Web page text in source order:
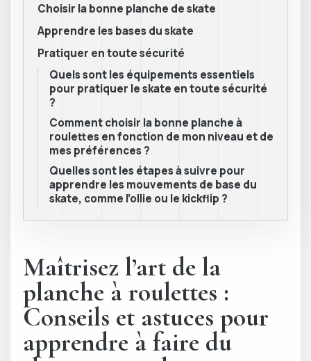
Choisir la bonne planche de skate
Apprendre les bases du skate
Pratiquer en toute sécurité
Quels sont les équipements essentiels
pour pratiquer le skate en toute sécurité
?
Comment choisir la bonne planche à
roulettes en fonction de mon niveau et de
mes préférences ?
Quelles sont les étapes à suivre pour
apprendre les mouvements de base du
skate, comme l’ollie ou le kickflip ?
Maîtrisez l’art de la
planche à roulettes :
Conseils et astuces pour
apprendre à faire du